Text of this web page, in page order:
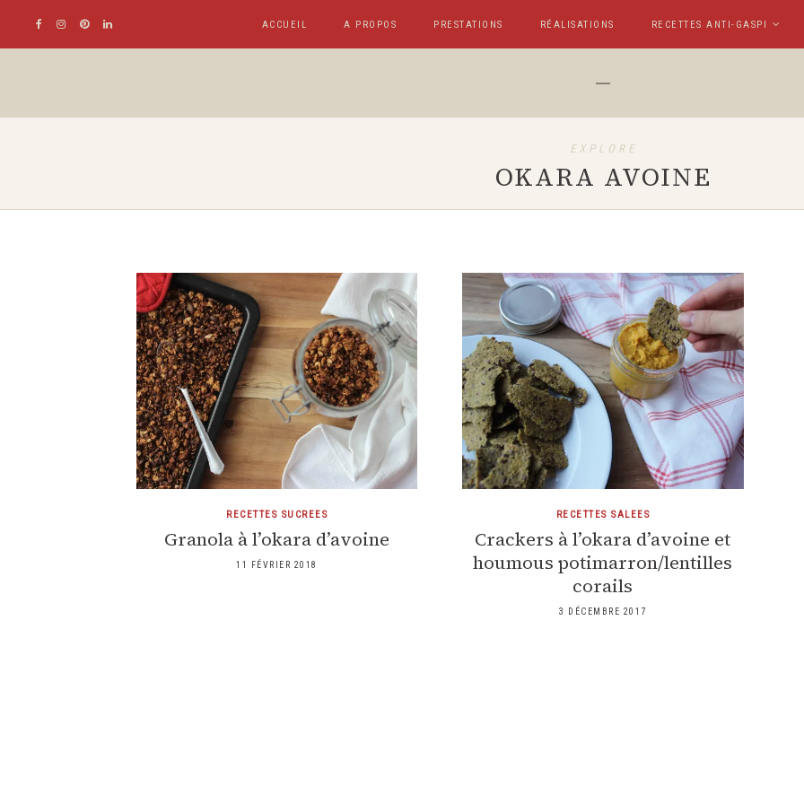
ACCUEIL A PROPOS PRESTATIONS RÉALISATIONS RECETTES ANTI-GASPI
EXPLORE
OKARA AVOINE
RECETTES SUCREES
Granola à l’okara d’avoine
11 FÉVRIER 2018
RECETTES SALEES
Crackers à l’okara d’avoine et
houmous potimarron/lentilles
corails
3 DÉCEMBRE 2017